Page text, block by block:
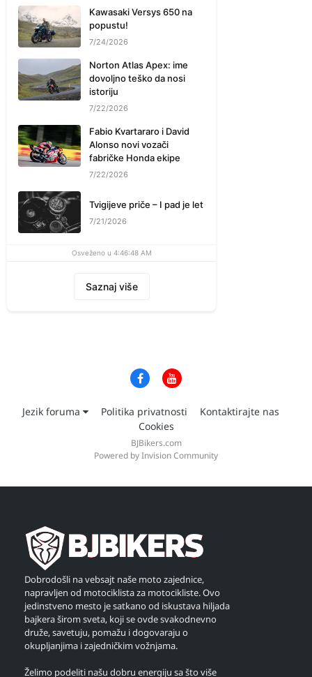
Kawasaki Versys 650 na
popustu!
7/24/2026
Norton Atlas Apex: ime
dovoljno teško da nosi
istoriju
7/22/2026
Fabio Kvartararo i David
Alonso novi vozači
fabričke Honda ekipe
7/22/2026
Tvigijeve priče – I pad je let
7/21/2026
Osveženo u 4:46:48 AM
Saznaj više
Jezik foruma Politika privatnosti
Kontaktirajte nas
Cookies
BJBikers.com
Powered by Invision Community
Dobrodošli na vebsajt naše moto zajednice,
napravljen od motociklista za motocikliste. Ovo
jedinstveno mesto je satkano od iskustava hiljada
bajkera širom sveta, koji se ovde svakodnevno
druže, savetuju, pomažu i dogovaraju o
okupljanjima i zajedničkim vožnjama.
Želimo podeliti našu dobru energiju sa što više